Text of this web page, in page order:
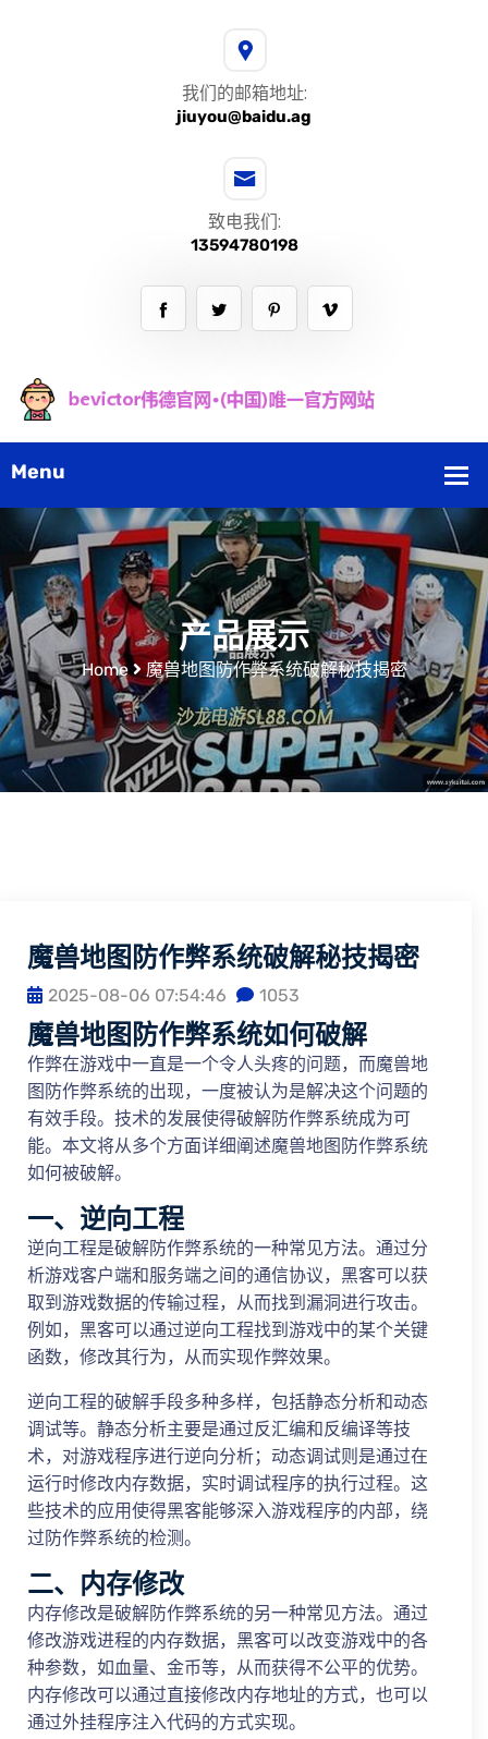
我们的邮箱地址:
jiuyou@baidu.ag
致电我们:
13594780198
产品展示
Home 魔兽地图防作弊系统破解秘技揭密
魔兽地图防作弊系统破解秘技揭密
2025-08-06 07:54:46 1053
魔兽地图防作弊系统如何破解
作弊在游戏中一直是一个令人头疼的问题，而魔兽地
图防作弊系统的出现，一度被认为是解决这个问题的
有效手段。技术的发展使得破解防作弊系统成为可
能。本文将从多个方面详细阐述魔兽地图防作弊系统
如何被破解。
一、逆向工程
逆向工程是破解防作弊系统的一种常见方法。通过分
析游戏客户端和服务端之间的通信协议，黑客可以获
取到游戏数据的传输过程，从而找到漏洞进行攻击。
例如，黑客可以通过逆向工程找到游戏中的某个关键
函数，修改其行为，从而实现作弊效果。
逆向工程的破解手段多种多样，包括静态分析和动态
调试等。静态分析主要是通过反汇编和反编译等技
术，对游戏程序进行逆向分析；动态调试则是通过在
运行时修改内存数据，实时调试程序的执行过程。这
些技术的应用使得黑客能够深入游戏程序的内部，绕
过防作弊系统的检测。
二、内存修改
内存修改是破解防作弊系统的另一种常见方法。通过
修改游戏进程的内存数据，黑客可以改变游戏中的各
种参数，如血量、金币等，从而获得不公平的优势。
内存修改可以通过直接修改内存地址的方式，也可以
通过外挂程序注入代码的方式实现。